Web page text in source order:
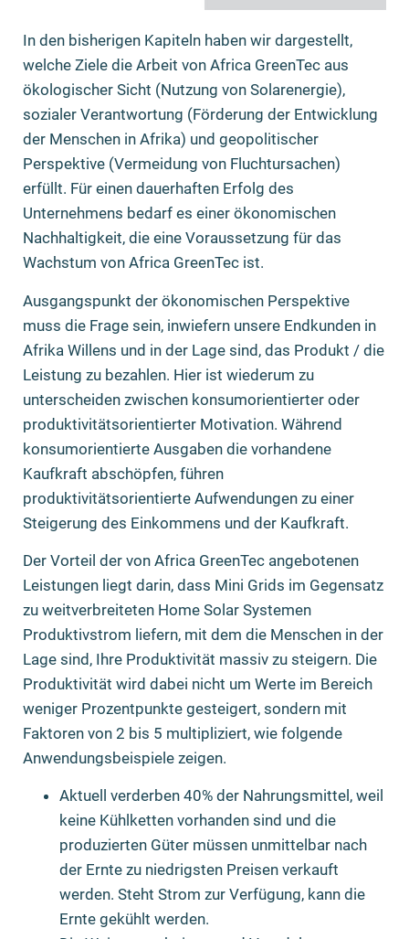
In den bisherigen Kapiteln haben wir dargestellt,
welche Ziele die Arbeit von Africa GreenTec aus
ökologischer Sicht (Nutzung von Solarenergie),
sozialer Verantwortung (Förderung der Entwicklung
der Menschen in Afrika) und geopolitischer
Perspektive (Vermeidung von Fluchtursachen)
erfüllt. Für einen dauerhaften Erfolg des
Unternehmens bedarf es einer ökonomischen
Nachhaltigkeit, die eine Voraussetzung für das
Wachstum von Africa GreenTec ist.
Ausgangspunkt der ökonomischen Perspektive
muss die Frage sein, inwiefern unsere Endkunden in
Afrika Willens und in der Lage sind, das Produkt / die
Leistung zu bezahlen. Hier ist wiederum zu
unterscheiden zwischen konsumorientierter oder
produktivitätsorientierter Motivation. Während
konsumorientierte Ausgaben die vorhandene
Kaufkraft abschöpfen, führen
produktivitätsorientierte Aufwendungen zu einer
Steigerung des Einkommens und der Kaufkraft.
Der Vorteil der von Africa GreenTec angebotenen
Leistungen liegt darin, dass Mini Grids im Gegensatz
zu weitverbreiteten Home Solar Systemen
Produktivstrom liefern, mit dem die Menschen in der
Lage sind, Ihre Produktivität massiv zu steigern. Die
Produktivität wird dabei nicht um Werte im Bereich
weniger Prozentpunkte gesteigert, sondern mit
Faktoren von 2 bis 5 multipliziert, wie folgende
Anwendungsbeispiele zeigen.
Aktuell verderben 40% der Nahrungsmittel, weil
keine Kühlketten vorhanden sind und die
produzierten Güter müssen unmittelbar nach
der Ernte zu niedrigsten Preisen verkauft
werden. Steht Strom zur Verfügung, kann die
Ernte gekühlt werden.